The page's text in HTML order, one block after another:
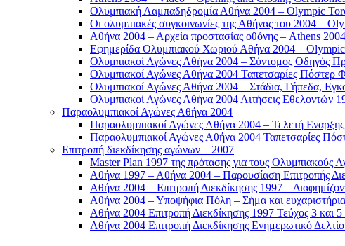
Ολυμπιακή Λαμπαδηδρομία Αθήνα 2004 – Olympic
Οι ολυμπιακές συγκοινωνίες της Αθήνας του 2004 –
Αθήνα 2004 – Αρχεία προστασίας οθόνης – Athens
Εφημερίδα Ολυμπιακού Χωριού Αθήνα 2004 –
Ολυμπιακοί Αγώνες Αθήνα 2004 – Σύντομος Οδηγός
Ολυμπιακοί Αγώνες Αθήνα 2004 Ταπετσαρίες Πόστερ
Ολυμπιακοί Αγώνες Αθήνα 2004 – Στάδια, Γήπεδα,
Ολυμπιακοί Αγώνες Αθήνα 2004 Αιτήσεις Εθελοντών
Παραολυμπιακοί Αγώνες Αθήνα 2004
Παραολυμπιακοί Αγώνες Αθήνα 2004 – Τελετή
Παραολυμπιακοί Αγώνες Αθήνα 2004 Ταπετσαρίες
Επιτροπή διεκδίκησης αγώνων – 2007
Master Plan 1997 της πρότασης για τους
Αθήνα 1997 – Αθήνα 2004 – Παρουσίαση Επιτροπής
Αθήνα 2004 – Επιτροπή Διεκδίκησης 1997 –
Αθήνα 2004 – Υποψήφια Πόλη – Σήμα και
Αθήνα 2004 Επιτροπή Διεκδίκησης 1997 Τεύχος 3
Αθήνα 2004 Επιτροπή Διεκδίκησης Ενημερωτικό